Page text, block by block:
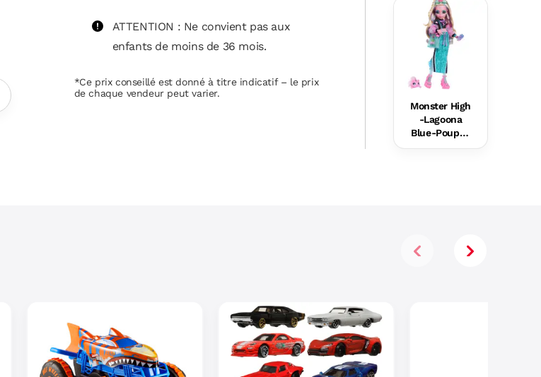
ATTENTION : Ne convient pas aux
enfants de moins de 36 mois.
*Ce prix conseillé est donné à titre indicatif – le prix
de chaque vendeur peut varier.
City
Monster High
-Lagoona
Blue-Poupée
Avec